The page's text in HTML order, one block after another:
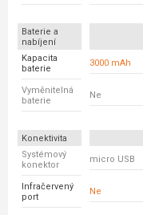
Baterie a
nabíjení
Kapacita
baterie
3000 mAh
Vyměnitelná
baterie
Ne
Konektivita
Systémový
konektor
micro USB
Infračervený
port
Ne